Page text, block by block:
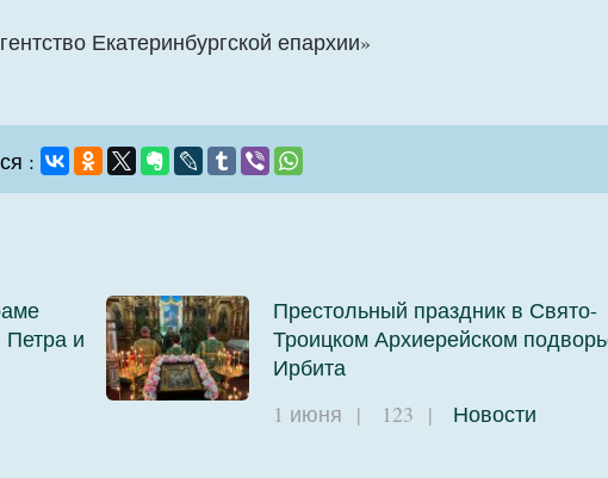
Екатеринбургской епархии»
:
и
Престольный праздник в Свято-
Троицком Архиерейском
Ирбита
1 июня | 123 | Новости